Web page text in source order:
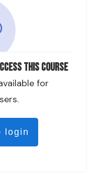
this course
for
login